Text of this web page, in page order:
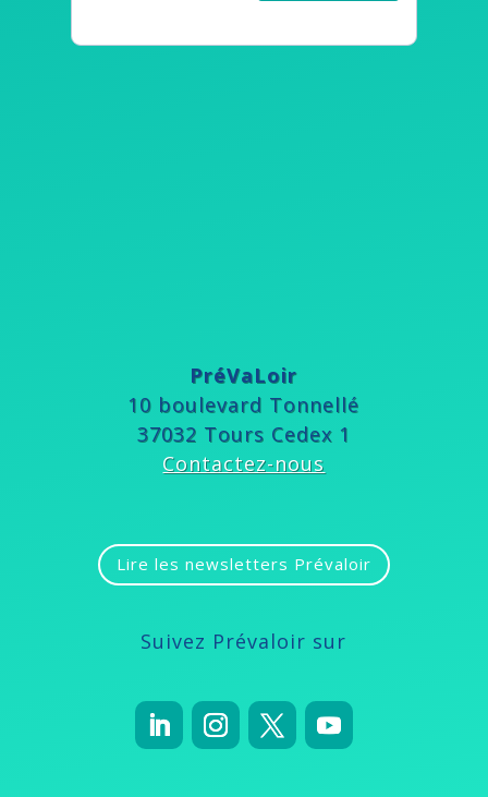
PréVaLoir
10 boulevard Tonnellé
37032 Tours Cedex 1
Contactez-nous
Lire les newsletters Prévaloir
Suivez Prévaloir sur